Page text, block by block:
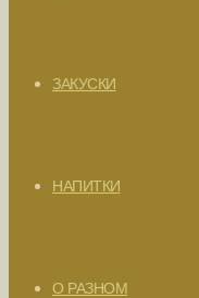
ЗАКУСКИ
НАПИТКИ
О РАЗНОМ